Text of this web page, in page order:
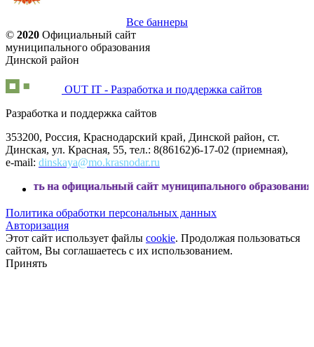
Все баннеры
© 2020 Официальный сайт
муниципального образования
Динской район
OUT IT - Разработка и поддержка сайтов
Разработка и поддержка сайтов
353200, Россия, Краснодарский край, Динской район, ст.
Динская, ул. Красная, 55, тел.: 8(86162)6-17-02 (приемная),
e-mail: dinskaya@mo.krasnodar.ru
официальный сайт муниципального образования
Политика обработки персональных данных
Авторизация
Этот сайт использует файлы cookie. Продолжая пользоваться
сайтом, Вы соглашаетесь с их использованием.
Принять